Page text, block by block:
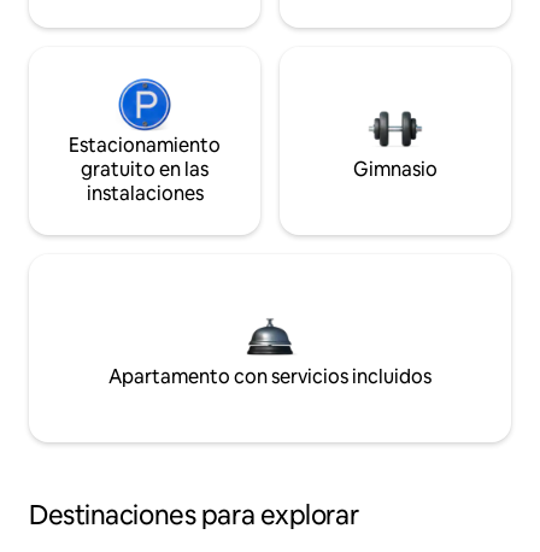
Estacionamiento
gratuito en las
instalaciones
Gimnasio
Apartamento con servicios incluidos
Destinaciones para explorar